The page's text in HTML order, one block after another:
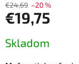
€24,69 –20 %
€19,75
cena:
Skladom